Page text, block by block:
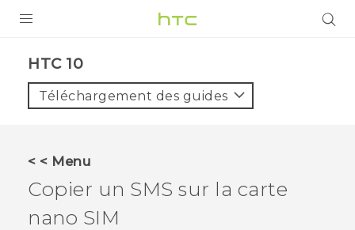
VIVE
VIVERSE
HTC 10‎
Téléchargement des guides
< < Menu
Copier un SMS sur la carte
nano SIM